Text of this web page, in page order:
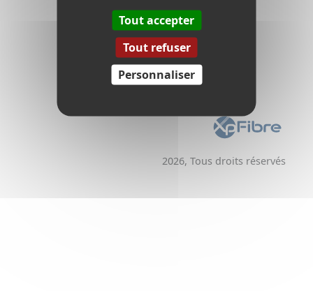
Aménageurs
2026, Tous droits réservés
Tout accepter
Tout refuser
Personnaliser